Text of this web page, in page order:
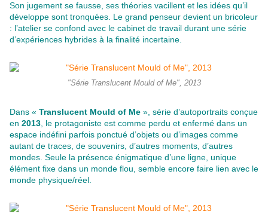
Son jugement se fausse, ses théories vacillent et les idées qu’il
développe sont tronquées. Le grand penseur devient un bricoleur
: l’atelier se confond avec le cabinet de travail durant une série
d’expériences hybrides à la finalité incertaine.
"Série Translucent Mould of Me", 2013
Dans « Translucent Mould of Me », série d’autoportraits conçue
en 2013 , le protagoniste est comme perdu et enfermé dans un
espace indéfini parfois ponctué d’objets ou d’images comme
autant de traces, de souvenirs, d’autres moments, d’autres
mondes. Seule la présence énigmatique d’une ligne, unique
élément fixe dans un monde flou, semble encore faire lien avec le
monde physique/réel.